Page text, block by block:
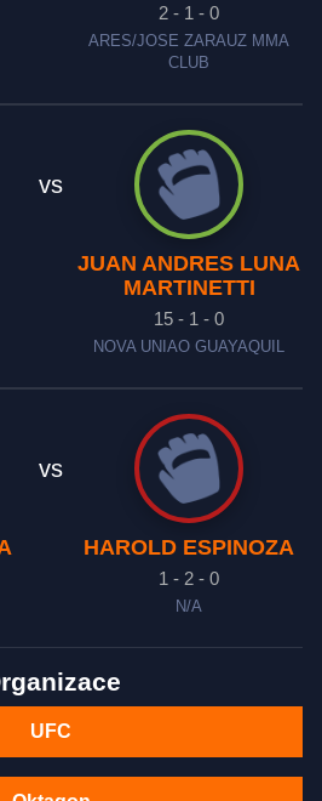
2 - 1 - 0
ARES/JOSE ZARAUZ MMA
CLUB
vs
JUAN ANDRES LUNA
MARTINETTI
15 - 1 - 0
NOVA UNIAO GUAYAQUIL
vs
HAROLD ESPINOZA
1 - 2 - 0
N/A
UFC